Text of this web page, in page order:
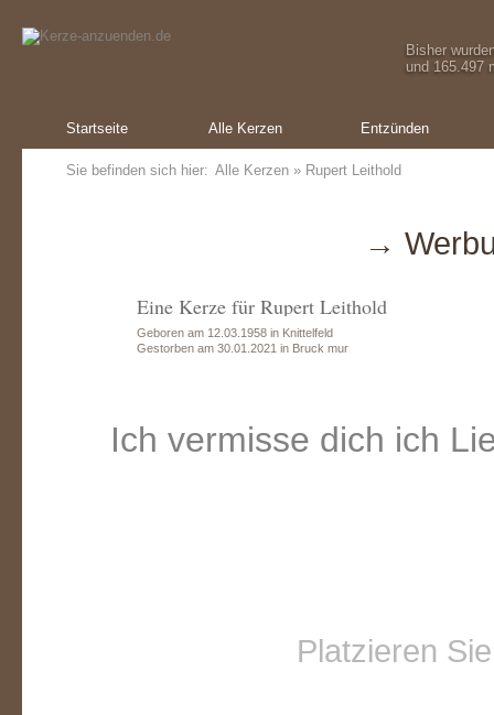
Bisher
und 165.497
Startseite Alle Kerzen Entzünden
Sie befinden sich hier: Alle Kerzen » Rupert Leithold
→
Eine Kerze für Rupert Leithold
Geboren am 12.03.1958 in Knittelfeld
Gestorben am 30.01.2021 in Bruck mur
Ich vermisse dich ich
Platzieren